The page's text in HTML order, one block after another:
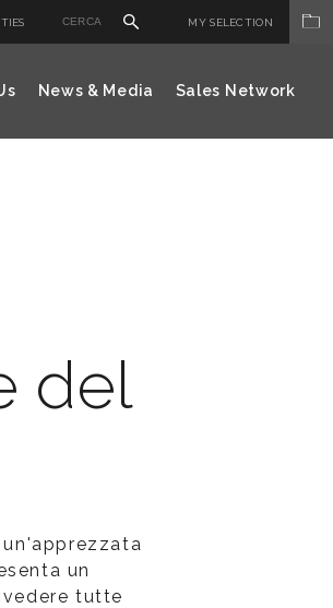
MY SELECTION
News & Media Sales Network
del
un
tutte